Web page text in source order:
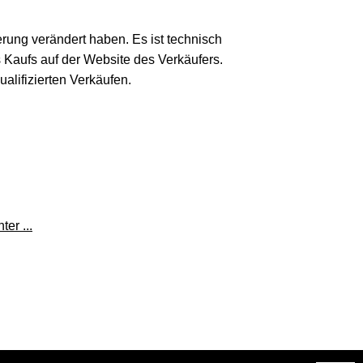
verändert haben. Es ist technisch
auf der Website des Verkäufers.
Verkäufen.
...